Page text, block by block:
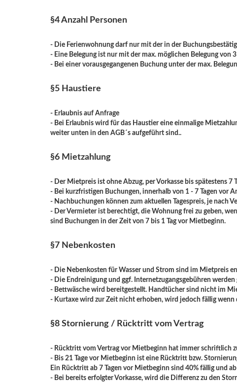
§4 Anzahl Personen
- Die Ferienwohnung darf nur mit der in der
- Eine Belegung ist nur mit der max. möglichen Belegung von
- Bei einer vorausgegangenen Buchung unter der max.
§5 Haustiere
- Erlaubnis auf Anfrage
- Bei Erlaubnis wird für das Haustier eine einmalige
weiter unten in den AGB´s aufgeführt sind..
§6 Mietzahlung
- Der Mietpreis ist ohne Abzug, per Vorkasse bis spätestens 7
- Bei kurzfristigen Buchungen, innerhalb von 1 - 7 Tagen vor
- Nachbuchungen können zum aktuellen Tagespreis, je nach
- Der Vermieter ist berechtigt, die Wohnung frei zu geben,
sind Buchungen in der Zeit von 7 bis 1 Tag vor Mietbeginn.
§7 Nebenkosten
- Die Nebenkosten für Wasser und Strom sind im Mietpreis
- Die Endreinigung und ggf. Internetzugangsgebühren
- Bettwäsche wird bereitgestellt. Handtücher sind nicht im
- Kurtaxe wird zur Zeit nicht erhoben, wird jedoch fällig wenn
§8 Stornierung / Rücktritt vom Vertrag
- Rücktritt vom Vertrag vor Mietbeginn hat immer schriftlich
- Bis 21 Tage vor Mietbeginn ist eine Rücktritt bzw.
Ein Rücktritt ab 7 Tagen vor Mietbeginn sind 40% fällig und
- Bei bereits erfolgter Vorkasse, wird die Differenz zu den